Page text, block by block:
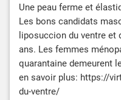
Une peau ferme et
Les bons candidats
liposuccion du ventre et
ans. Les femmes
quarantaine demeurent
en savoir plus: https://
du-ventre/